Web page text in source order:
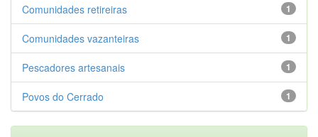
1
Comunidades retireiras
1
Comunidades vazanteiras
1
Pescadores artesanais
1
Povos do Cerrado